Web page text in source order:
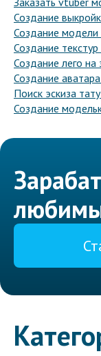
Создание
Создание
Создание
Создание лего на
Создание
Поиск эскиза
Создание